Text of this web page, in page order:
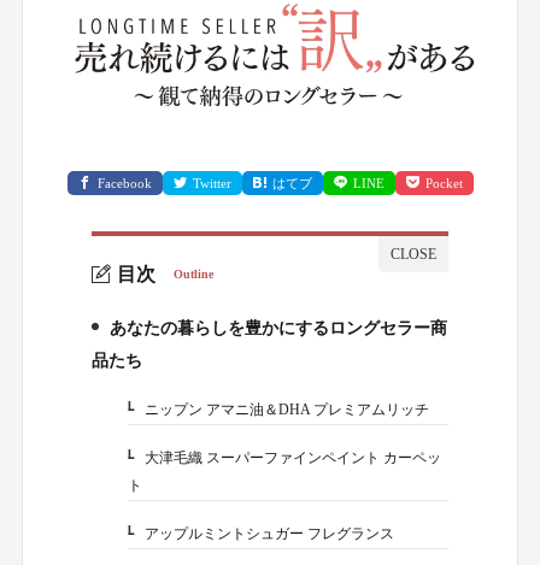
Facebook Twitter はてブ LINE Pocket
目次 Outline
1.
あなたの暮らしを豊かにするロングセラー商
品たち
1-1.ニップン アマニ油＆DHA プレミアムリッチ
1-2.大津毛織 スーパーファインペイント カーペッ
ト
1-3.アップルミントシュガー フレグランス